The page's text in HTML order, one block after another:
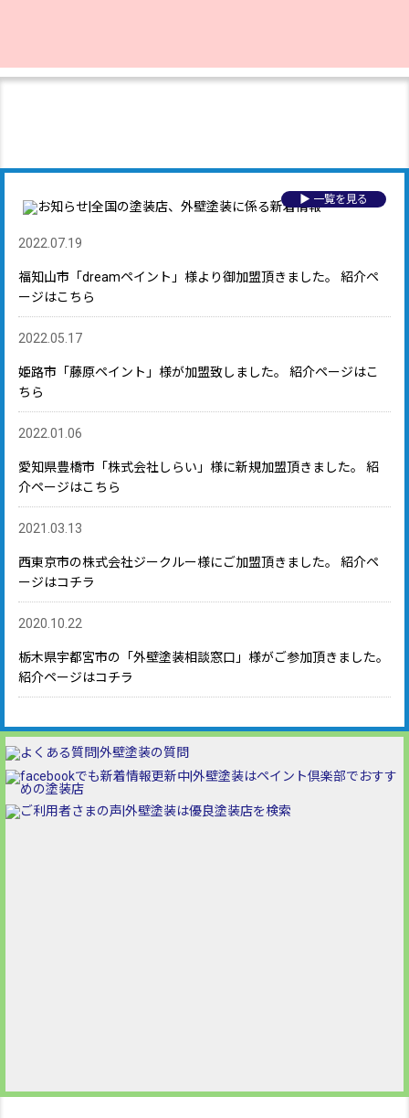
▶ 一覧を見る
2022.07.19
福知山市「dreamペイント」様より御加盟頂きました。 紹介ペ
ージはこちら
2022.05.17
姫路市「藤原ペイント」様が加盟致しました。 紹介ページはこ
ちら
2022.01.06
愛知県豊橋市「株式会社しらい」様に新規加盟頂きました。 紹
介ページはこちら
2021.03.13
西東京市の株式会社ジークルー様にご加盟頂きました。 紹介ペ
ージはコチラ
2020.10.22
栃木県宇都宮市の「外壁塗装相談窓口」様がご参加頂きました。
紹介ページはコチラ